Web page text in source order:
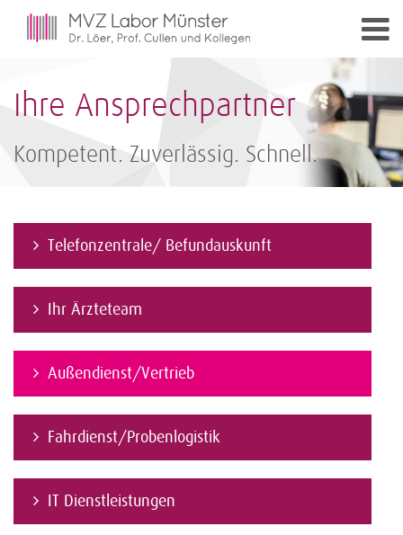
Ihre Ansprechpartner
Kompetent. Zuverlässig. Schnell.
Telefonzentrale/ Befundauskunft
Ihr Ärzteteam
Außendienst/Vertrieb
Fahrdienst/Probenlogistik
IT Dienstleistungen